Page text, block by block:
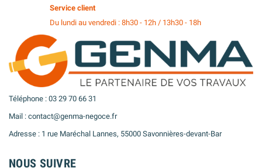
Service client
Du lundi au vendredi : 8h30 - 12h / 13h30 - 18h
Téléphone : 03 29 70 66 31
Mail : contact@genma-negoce.fr
Adresse : 1 rue Maréchal Lannes, 55000 Savonnières-devant-Bar
NOUS SUIVRE